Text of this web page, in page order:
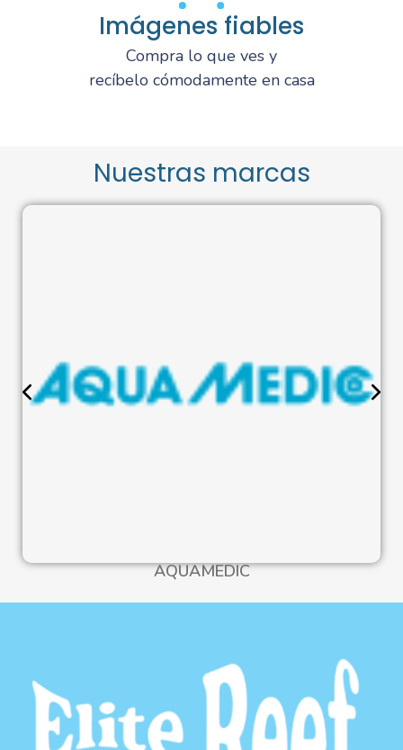
Imágenes fiables
Compra lo que ves y
recíbelo cómodamente en casa
Nuestras marcas
AQUAMEDIC